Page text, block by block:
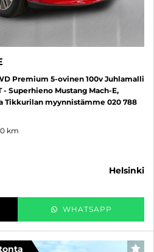
Premium 5-ovinen 100v Juhlamalli
- Superhieno Mustang Mach-E,
Tikkurilan myynnistämme 020 788
km
helsinki
WHATSAPP